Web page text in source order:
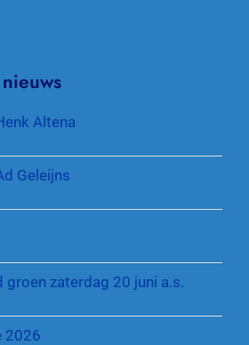
Altena
Geleijns
groen zaterdag 20 juni a.s.
2026